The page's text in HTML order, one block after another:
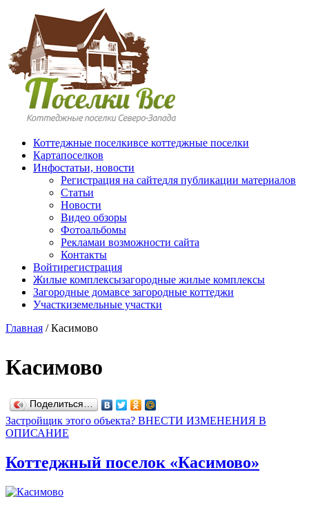
Перейти к основному содержанию
Коттеджные поселкивсе коттеджные поселки
Картапоселков
Инфостатьи, новости
Регистрация на сайтедля публикации материалов
Статьи
Новости
Видео обзоры
Фотоальбомы
Рекламаи возможности сайта
Контакты
Войтирегистрация
Жилые комплексызагородные жилые комплексы
Загородные домавсе загородные коттеджи
Участкиземельные участки
Главная /Касимово
Касимово
Поделиться…
Застройщик этого объекта? ВНЕСТИ ИЗМЕНЕНИЯ В
ОПИСАНИЕ
Коттеджный поселок «Касимово»